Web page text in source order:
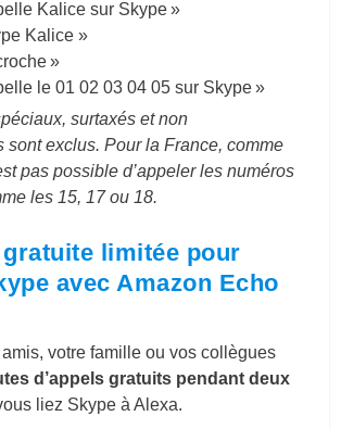
Kalice sur Skype »
Kalice »
»
le 01 02 03 04 05 sur Skype »
surtaxés et non
sont exclus. Pour la France, comme
pas possible d’appeler les numéros
les 15, 17 ou 18.
limitée pour
avec Amazon Echo
votre famille ou vos collègues
d’appels gratuits pendant deux
liez Skype à Alexa.